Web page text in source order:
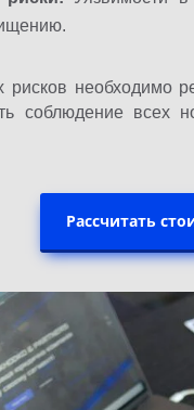
необходимо
соблюдение
Рассчитать